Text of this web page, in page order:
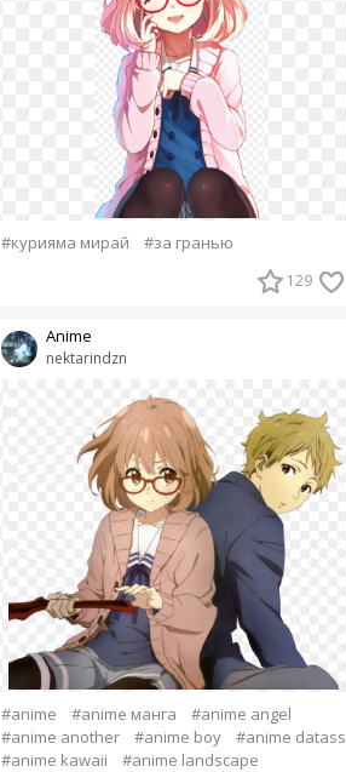
#курияма мирай #за гранью
129
nektarindzn
Anime
#anime #anime манга
#anime angel
#anime another
#anime boy
#anime datass
#anime kawaii
#anime landscape